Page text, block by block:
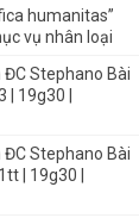
humanitas”
vụ nhân loại
ĐC Stephano Bài
| 19g30 |
ĐC Stephano Bài
| 19g30 |